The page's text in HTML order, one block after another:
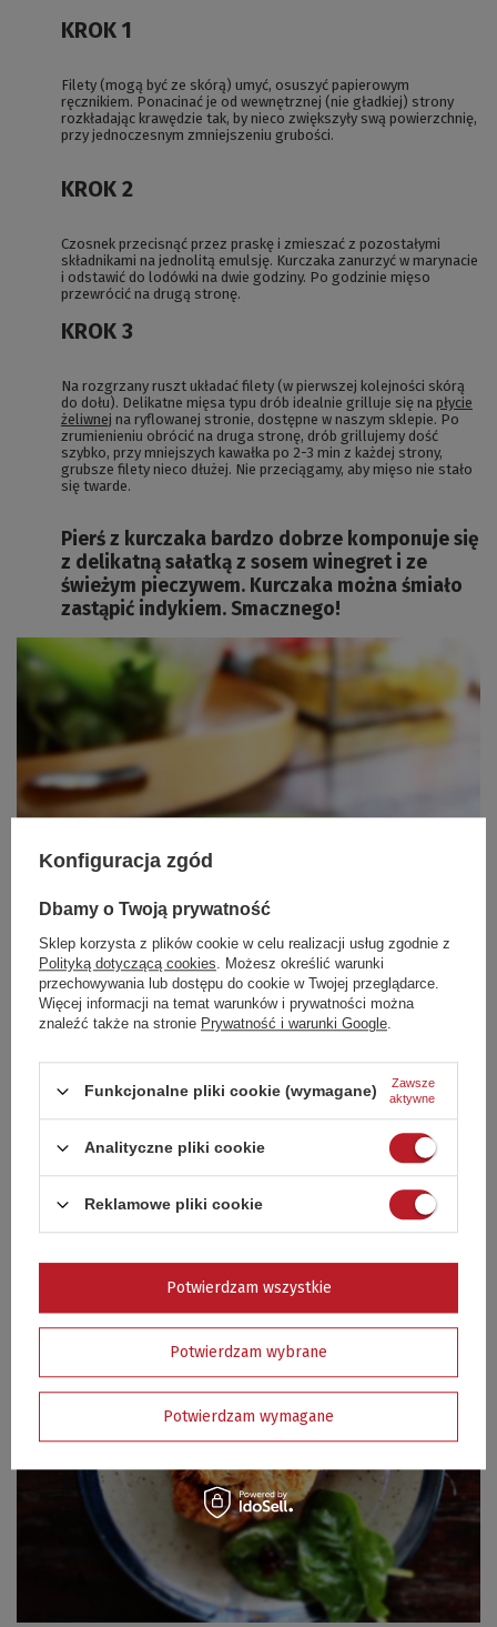
KROK 1
Filety (mogą być ze skórą) umyć, osuszyć papierowym
ręcznikiem. Ponacinać je od wewnętrznej (nie gładkiej) strony
rozkładając krawędzie tak, by nieco zwiększyły swą powierzchnię,
przy jednoczesnym zmniejszeniu grubości.
KROK 2
Czosnek przecisnąć przez praskę i zmieszać z pozostałymi
składnikami na jednolitą emulsję. Kurczaka zanurzyć w marynacie
i odstawić do lodówki na dwie godziny. Po godzinie mięso
przewrócić na drugą stronę.
KROK 3
Na rozgrzany ruszt układać filety (w pierwszej kolejności skórą
do dołu). Delikatne mięsa typu drób idealnie grilluje się na płycie
żeliwnej na ryflowanej stronie, dostępne w naszym sklepie. Po
zrumienieniu obrócić na druga stronę, drób grillujemy dość
szybko, przy mniejszych kawałka po 2-3 min z każdej strony,
grubsze filety nieco dłużej. Nie przeciągamy, aby mięso nie stało
się twarde.
Pierś z kurczaka bardzo dobrze komponuje się
z delikatną sałatką z sosem winegret i ze
świeżym pieczywem. Kurczaka można śmiało
zastąpić indykiem. Smacznego!
Konfiguracja zgód
Dbamy o Twoją prywatność
Sklep korzysta z plików cookie w celu realizacji usług zgodnie z
Polityką dotyczącą cookies. Możesz określić warunki
przechowywania lub dostępu do cookie w Twojej przeglądarce.
Więcej informacji na temat warunków i prywatności można
znaleźć także na stronie Prywatność i warunki Google.
Funkcjonalne pliki cookie (wymagane)
Zawsze
aktywne
Analityczne pliki cookie
Reklamowe pliki cookie
Potwierdzam wybrane
Potwierdzam wymagane
Potwierdzam wszystkie